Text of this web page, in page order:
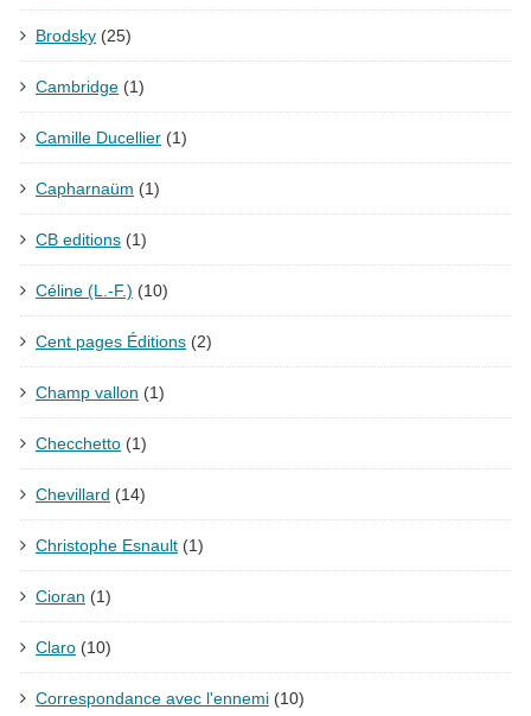
Brodsky (25)
Cambridge (1)
Camille Ducellier (1)
Capharnaüm (1)
CB editions (1)
Céline (L.-F.) (10)
Cent pages Éditions (2)
Champ vallon (1)
Checchetto (1)
Chevillard (14)
Christophe Esnault (1)
Cioran (1)
Claro (10)
Correspondance avec l'ennemi (10)